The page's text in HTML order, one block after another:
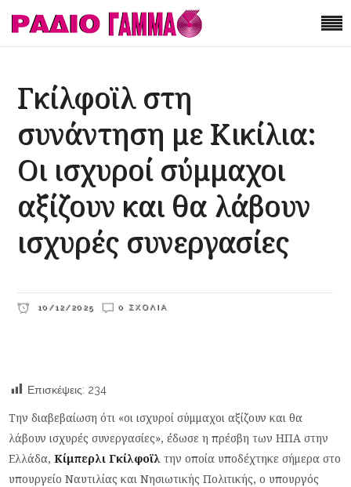
Γκίλφοϊλ στη
συνάντηση με Κικίλια:
Οι ισχυροί σύμμαχοι
αξίζουν και θα λάβουν
ισχυρές συνεργασίες
10/12/2025 0 ΣΧΌΛΙΑ
Επισκέψεις: 234
Την διαβεβαίωση ότι «οι ισχυροί σύμμαχοι αξίζουν και θα
λάβουν ισχυρές συνεργασίες», έδωσε η πρέσβη των ΗΠΑ στην
Ελλάδα,Κίμπερλι Γκίλφοϊλ την οποία υποδέχτηκε σήμερα στο
υπουργείο Ναυτιλίας και Νησιωτικής Πολιτικής, ο υπουργός